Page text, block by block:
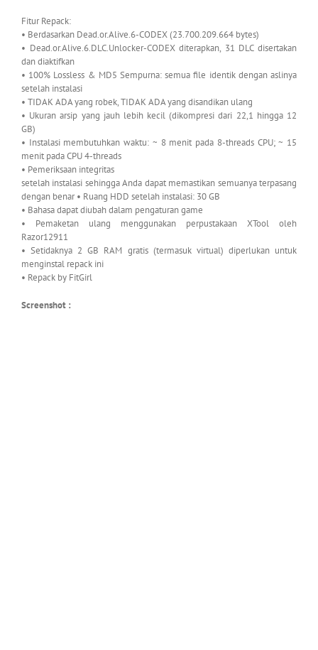
Fitur Repack:
• Berdasarkan Dead.or.Alive.6-CODEX (23.700.209.664 bytes)
• Dead.or.Alive.6.DLC.Unlocker-CODEX diterapkan, 31 DLC disertakan
dan diaktifkan
• 100% Lossless & MD5 Sempurna: semua file identik dengan aslinya
setelah instalasi
• TIDAK ADA yang robek, TIDAK ADA yang disandikan ulang
• Ukuran arsip yang jauh lebih kecil (dikompresi dari 22,1 hingga 12
GB)
• Instalasi membutuhkan waktu: ~ 8 menit pada 8-threads CPU; ~ 15
menit pada CPU 4-threads
• Pemeriksaan integritas
setelah instalasi sehingga Anda dapat memastikan semuanya terpasang
dengan benar • Ruang HDD setelah instalasi: 30 GB
• Bahasa dapat diubah dalam pengaturan game
• Pemaketan ulang menggunakan perpustakaan XTool oleh
Razor12911
• Setidaknya 2 GB RAM gratis (termasuk virtual) diperlukan untuk
menginstal repack ini
• Repack by FitGirl
Screenshot :